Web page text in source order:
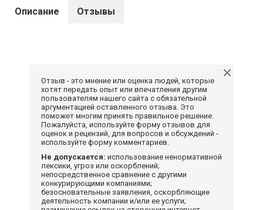
Описание Отзывы
Отзыв - это мнение или оценка людей, которые
хотят передать опыт или впечатления другим
пользователям нашего сайта с обязательной
аргументацией оставленного отзыва. Это
поможет многим принять правильное решение.
Пожалуйста, используйте форму отзывов для
оценок и рецензий, для вопросов и обсуждений -
используйте форму комментариев.
Не допускается: использование ненормативной
лексики, угроз или оскорблений;
непосредственное сравнение с другими
конкурирующими компаниями;
безосновательные заявления, оскорбляющие
деятельность компании и/или ее услуги;